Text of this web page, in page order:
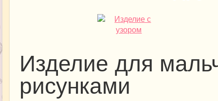
Изделие для
рисунками